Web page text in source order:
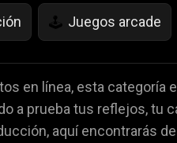
🕹️ Juegos arcade
💡 juegos de IQ
♠️ Juegos de
en línea, esta categoría
a prueba tus reflejos, tu
aquí encontrarás